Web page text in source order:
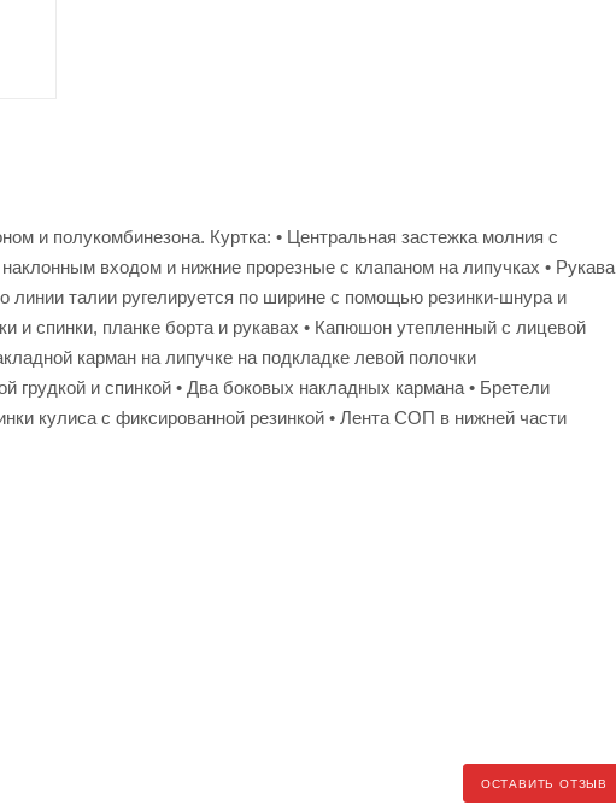
и полукомбинезона. Куртка: • Центральная застежка молния с
входом и нижние прорезные с клапаном на липучках • Рукава
линии талии ругелируется по ширине с помощью резинки-шнура и
и спинки, планке борта и рукавах • Капюшон утепленный с лицевой
карман на липучке на подкладке левой полочки
грудкой и спинкой • Два боковых накладных кармана • Бретели
кулиса с фиксированной резинкой • Лента СОП в нижней части
ОСТАВИТЬ ОТЗЫВ